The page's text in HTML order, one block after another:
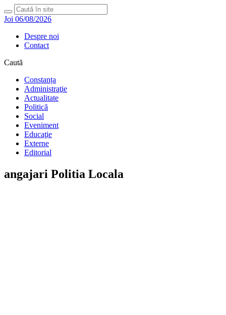
Joi 06/08/2026
Despre noi
Contact
Caută
Constanța
Administraţie
Actualitate
Politică
Social
Eveniment
Educaţie
Externe
Editorial
angajari Politia Locala